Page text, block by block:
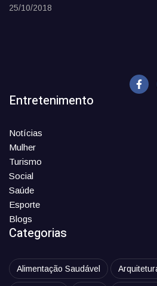
25/10/2018
Entretenimento
Notícias
Mulher
Turismo
Social
Saúde
Esporte
Blogs
Categorias
Alimentação Saudável